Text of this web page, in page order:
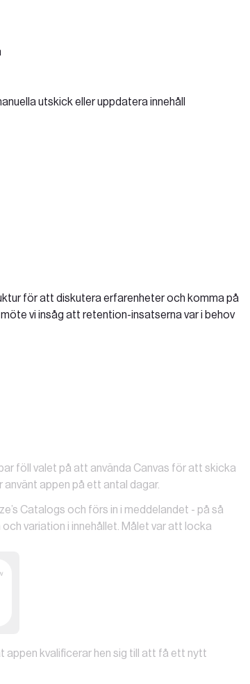
utskick eller uppdatera innehåll
för att diskutera erfarenheter och komma på
vi insåg att retention-insatserna var i behov
föll valet på att använda Canvas för att skicka
appen på ett antal dagar.
Catalogs och förs in i meddelandet - på så
variation i innehållet. Målet var att locka
appen kvalificerar hen sig till att få ett nytt